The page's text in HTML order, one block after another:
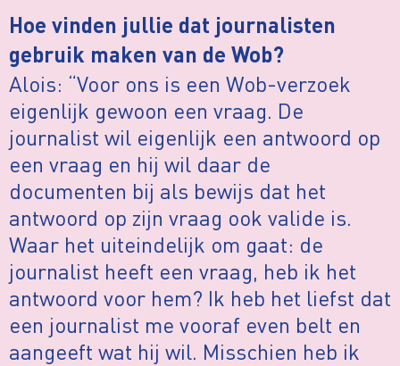
Hoe vinden jullie dat journalisten
gebruik maken van de Wob?
Alois: “Voor ons is een Wob-verzoek
eigenlijk gewoon een vraag. De
journalist wil eigenlijk een antwoord op
een vraag en hij wil daar de
documenten bij als bewijs dat het
antwoord op zijn vraag ook valide is.
Waar het uiteindelijk om gaat: de
journalist heeft een vraag, heb ik het
antwoord voor hem? Ik heb het liefst dat
een journalist me vooraf even belt en
aangeeft wat hij wil. Misschien heb ik